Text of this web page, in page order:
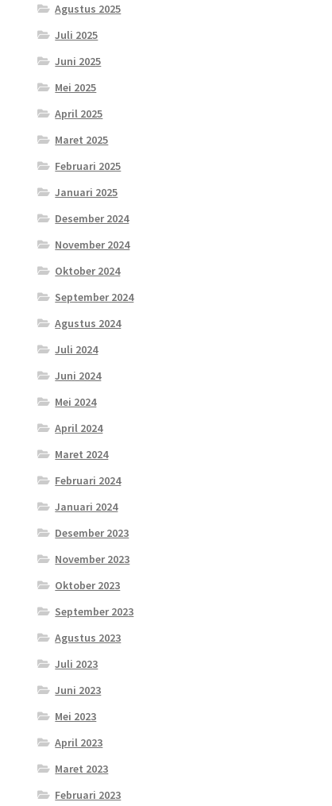
Agustus 2025
Juli 2025
Juni 2025
Mei 2025
April 2025
Maret 2025
Februari 2025
Januari 2025
Desember 2024
November 2024
Oktober 2024
September 2024
Agustus 2024
Juli 2024
Juni 2024
Mei 2024
April 2024
Maret 2024
Februari 2024
Januari 2024
Desember 2023
November 2023
Oktober 2023
September 2023
Agustus 2023
Juli 2023
Juni 2023
Mei 2023
April 2023
Maret 2023
Februari 2023